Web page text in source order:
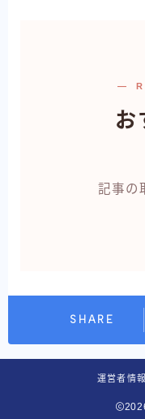
—
お
記事の
SHARE
運営者情報